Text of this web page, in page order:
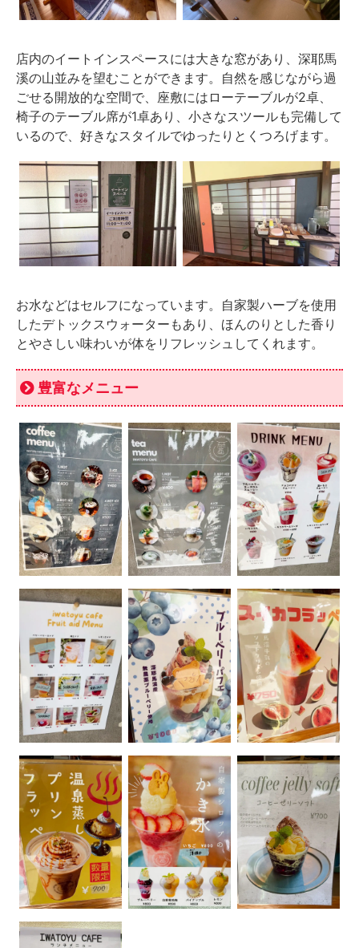
店内のイートインスペースには大きな窓があり、深耶馬
溪の山並みを望むことができます。自然を感じながら過
ごせる開放的な空間で、座敷にはローテーブルが2卓、
椅子のテーブル席が1卓あり、小さなスツールも完備して
いるので、好きなスタイルでゆったりとくつろげます。
お水などはセルフになっています。自家製ハーブを使用
したデトックスウォーターもあり、ほんのりとした香り
とやさしい味わいが体をリフレッシュしてくれます。
豊富なメニュー